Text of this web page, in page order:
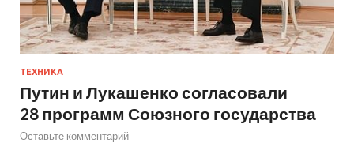
ТЕХНИКА
Путин и Лукашенко согласовали
28 программ Союзного государства
Оставьте комментарий